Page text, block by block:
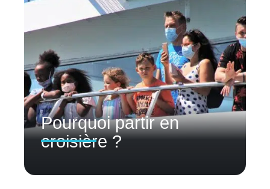
Pourquoi partir en
croisière ?